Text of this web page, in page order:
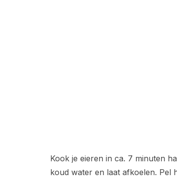
Kook je eieren in ca. 7 minuten
koud water en laat afkoelen. Pel